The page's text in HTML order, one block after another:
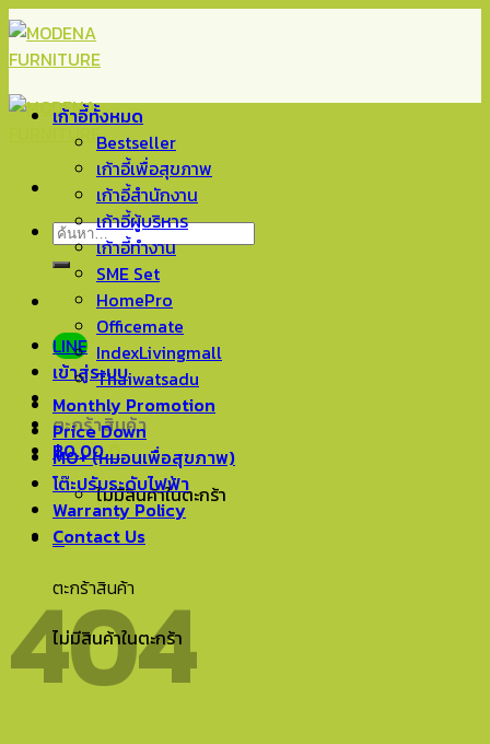
Skip
to
content
ค้นหา:
LINE
เข้าสู่ระบบ
ตะกร้าสินค้า
฿0.00 0
ไม่มีสินค้าในตะกร้า
0
ตะกร้าสินค้า
ไม่มีสินค้าในตะกร้า
เก้าอี้ทั้งหมด
Bestseller
เก้าอี้เพื่อสุขภาพ
เก้าอี้สำนักงาน
เก้าอี้ผู้บริหาร
เก้าอี้ทำงาน
SME Set
HomePro
Officemate
IndexLivingmall
Thaiwatsadu
Monthly Promotion
Price Down
MO+ (หมอนเพื่อสุขภาพ)
โต๊ะปรับระดับไฟฟ้า
Warranty Policy
Contact Us
404